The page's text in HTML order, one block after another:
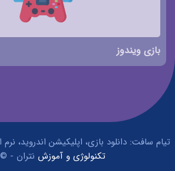
بازی ویندوز
تیام سافت: دانلود بازی، اپلیکیشن اندروید، نرم
تکنولوژی و آموزش نتران - © 2026